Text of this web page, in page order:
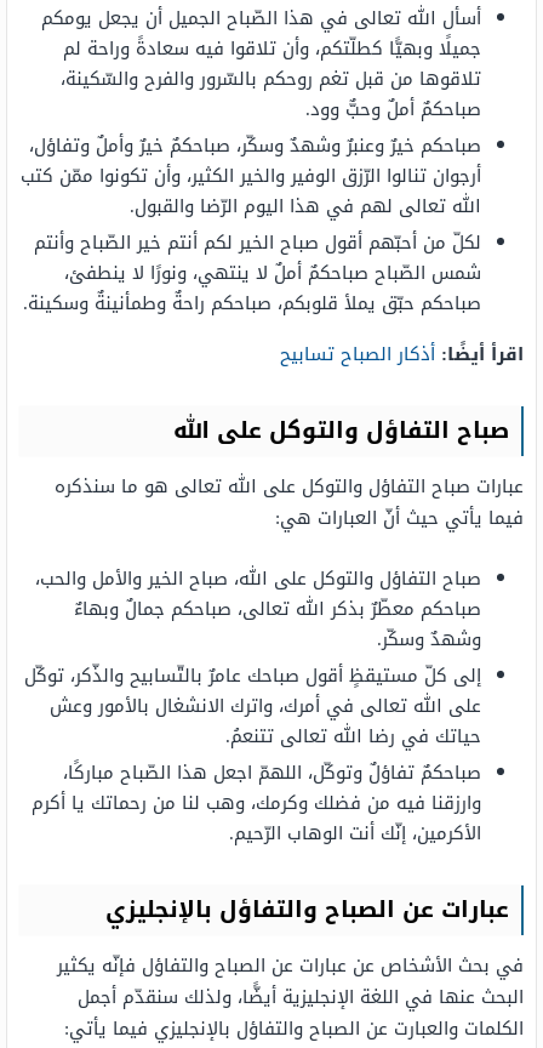
أسأل الله تعالى في هذا الصّباح الجميل أن يجعل يومكم
جميلًا وبهيًّا كطلّتكم، وأن تلاقوا فيه سعادةً وراحة لم
تلاقوها من قبل تغم روحكم بالسّرور والفرح والسّكينة،
صباحكمٌ أملٌ وحبٌّ وود.
صباحكم خيرٌ وعنبرٌ وشهدٌ وسكّر، صباحكمٌ خيرٌ وأملٌ وتفاؤل،
أرجوان تنالوا الرّزق الوفير والخير الكثير، وأن تكونوا ممّن كتب
الله تعالى لهم في هذا اليوم الرّضا والقبول.
لكلّ من أحبّهم أقول صباح الخير لكم أنتم خير الصّباح وأنتم
شمس الصّباح صباحكمٌ أملٌ لا ينتهي، ونورًا لا ينطفئ،
صباحكم حبّق يملأ قلوبكم، صباحكم راحةٌ وطمأنينةٌ وسكينة.
اقرأ أيضًا: أذكار الصباح تسابيح
صباح التفاؤل والتوكل على الله
عبارات صباح التفاؤل والتوكل على الله تعالى هو ما سنذكره
فيما يأتي حيث أنّ العبارات هي:
صباح التفاؤل والتوكل على الله، صباح الخير والأمل والحب،
صباحكم معطّرٌ بذكر الله تعالى، صباحكم جمالٌ وبهاءٌ
وشهدٌ وسكّر.
إلى كلّ مستيقظٍ أقول صباحك عامرٌ بالتّسابيح والذّكر، توكّل
على الله تعالى في أمرك، واترك الانشغال بالأمور وعش
حياتك في رضا الله تعالى تتنعمُ.
صباحكمٌ تفاؤلٌ وتوكّل، اللهمّ اجعل هذا الصّباح مباركًا،
وارزقنا فيه من فضلك وكرمك، وهب لنا من رحماتك يا أكرم
الأكرمين، إنّك أنت الوهاب الرّحيم.
عبارات عن الصباح والتفاؤل بالإنجليزي
في بحث الأشخاص عن عبارات عن الصباح والتفاؤل فإنّه يكثير
البحث عنها في اللغة الإنجليزية أيضًّا، ولذلك سنقدّم أجمل
الكلمات والعبارت عن الصباح والتفاؤل بالإنجليزي فيما يأتي: